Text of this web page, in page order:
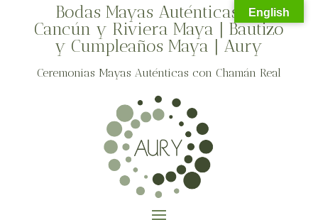
Bodas Mayas Auténticas en
Cancún y Riviera Maya | Bautizo
y Cumpleaños Maya | Aury
Ceremonias Mayas Auténticas con Chamán Real
English